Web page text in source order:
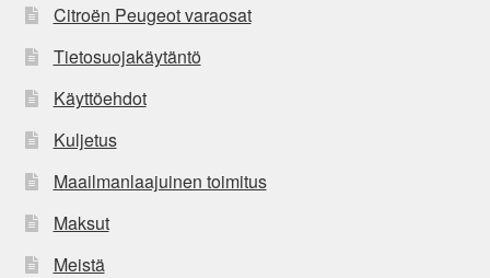
Citroën Peugeot varaosat
Tietosuojakäytäntö
Käyttöehdot
Kuljetus
Maailmanlaajuinen toimitus
Maksut
Meistä